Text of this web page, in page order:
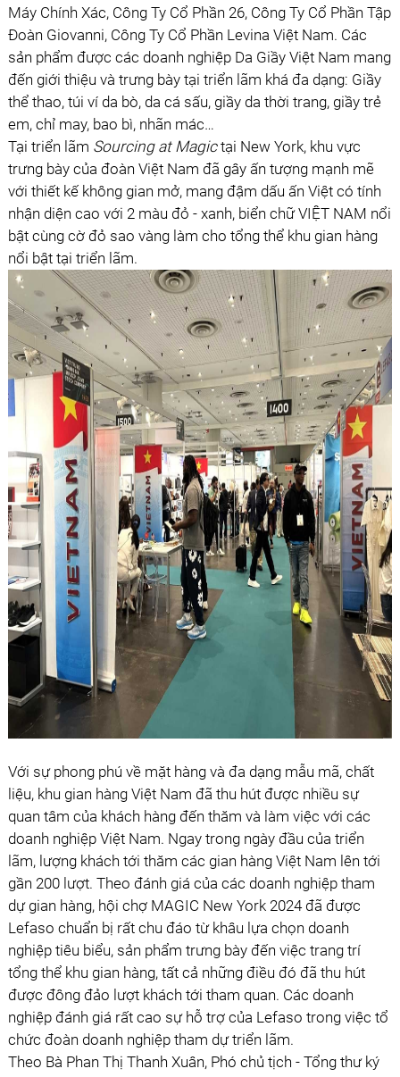
Máy Chính Xác, Công Ty Cổ Phần 26, Công Ty Cổ Phần Tập
Đoàn Giovanni, Công Ty Cổ Phần Levina Việt Nam. Các
sản phẩm được các doanh nghiệp Da Giầy Việt Nam mang
đến giới thiệu và trưng bày tại triển lãm khá đa dạng: Giầy
thể thao, túi ví da bò, da cá sấu, giầy da thời trang, giầy trẻ
em, chỉ may, bao bì, nhãn mác…
Tại triển lãm Sourcing at Magictại New York, khu vực
trưng bày của đoàn Việt Nam đã gây ấn tượng mạnh mẽ
với thiết kế không gian mở, mang đậm dấu ấn Việt có tính
nhận diện cao với 2 màu đỏ - xanh, biển chữ VIỆT NAM nổi
bật cùng cờ đỏ sao vàng làm cho tổng thể khu gian hàng
nổi bật tại triển lãm.
Với sự phong phú về mặt hàng và đa dạng mẫu mã, chất
liệu, khu gian hàng Việt Nam đã thu hút được nhiều sự
quan tâm của khách hàng đến thăm và làm việc với các
doanh nghiệp Việt Nam. Ngay trong ngày đầu của triển
lãm, lượng khách tới thăm các gian hàng Việt Nam lên tới
gần 200 lượt. Theo đánh giá của các doanh nghiệp tham
dự gian hàng, hội chợ MAGIC New York 2024 đã được
Lefaso chuẩn bị rất chu đáo từ khâu lựa chọn doanh
nghiệp tiêu biểu, sản phẩm trưng bày đến việc trang trí
tổng thể khu gian hàng, tất cả những điều đó đã thu hút
được đông đảo lượt khách tới tham quan. Các doanh
nghiệp đánh giá rất cao sự hỗ trợ của Lefaso trong việc tổ
chức đoàn doanh nghiệp tham dự triển lãm.
Theo Bà Phan Thị Thanh Xuân, Phó chủ tịch - Tổng thư ký